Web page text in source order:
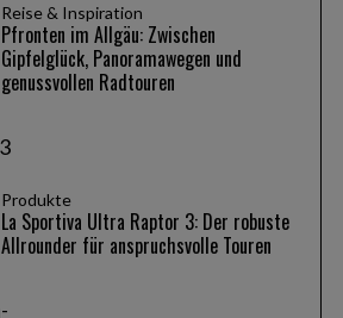
Reise & Inspiration
Pfronten im Allgäu: Zwischen
Gipfelglück, Panoramawegen und
genussvollen Radtouren
Produkte
La Sportiva Ultra Raptor 3: Der robuste
Allrounder für anspruchsvolle Touren